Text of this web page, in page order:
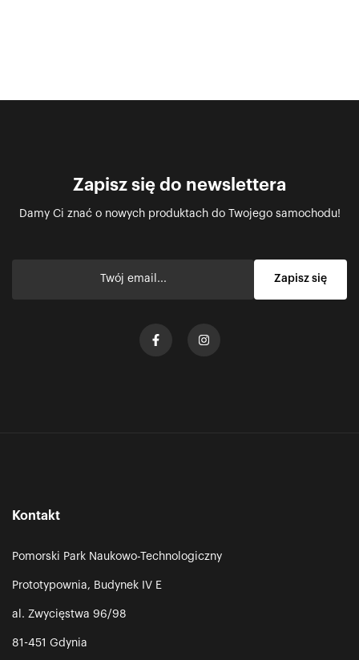
Zapisz się do newslettera
Damy Ci znać o nowych produktach do Twojego samochodu!
Kontakt
Pomorski Park Naukowo-Technologiczny
Prototypownia, Budynek IV E
al. Zwycięstwa 96/98
81-451 Gdynia